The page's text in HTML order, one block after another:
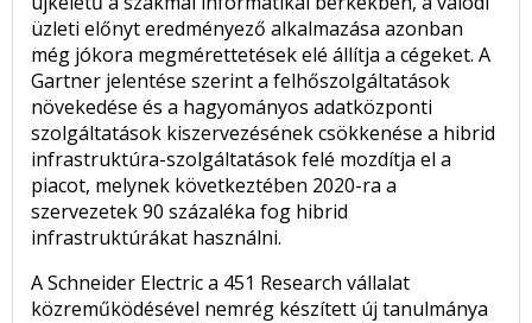
üzleti előnyt eredményező alkalmazása azonban
még jókora megmérettetések elé állítja a cégeket. A
Gartner jelentése szerint a felhőszolgáltatások
növekedése és a hagyományos adatközponti
szolgáltatások kiszervezésének csökkenése a hibrid
infrastruktúra-szolgáltatások felé mozdítja el a
piacot, melynek következtében 2020-ra a
szervezetek 90 százaléka fog hibrid
infrastruktúrákat használni.
A Schneider Electric a 451 Research vállalat
közreműködésével nemrég készített új tanulmánya